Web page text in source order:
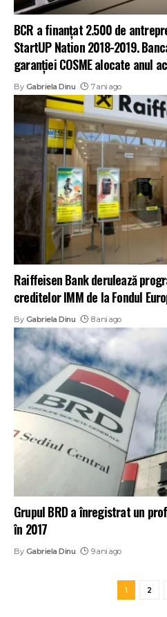
BCR a finanțat 2.500 de
StartUP Nation 2018-2019.
garanției COSME alocate anul
By Gabriela Dinu 7 ani ago
Raiffeisen Bank derulează
creditelor IMM de la Fondul
By Gabriela Dinu 8 ani ago
Grupul BRD a înregistrat un
în 2017
By Gabriela Dinu 9 ani ago
1 2